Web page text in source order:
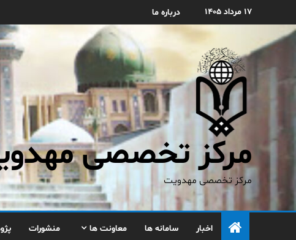
۱۷ مرداد ۱۴۰۵ درباره ما
مرکز تخصصی
مرکز تخصصی مهدویت
اخبار سامانه ها معاونت ها منشورات